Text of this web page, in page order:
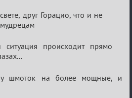
друг Горацио, что и не
ситуация происходит прямо
шмоток на более мощные, и